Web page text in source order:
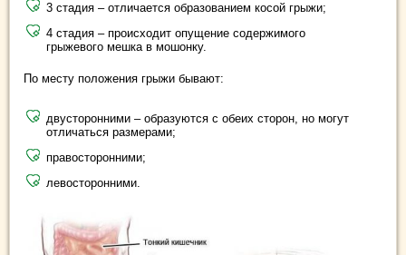
3 стадия – отличается образованием косой грыжи;
4 стадия – происходит опущение содержимого
грыжевого мешка в мошонку.
По месту положения грыжи бывают:
двусторонними – образуются с обеих сторон, но могут
отличаться размерами;
правосторонними;
левосторонними.